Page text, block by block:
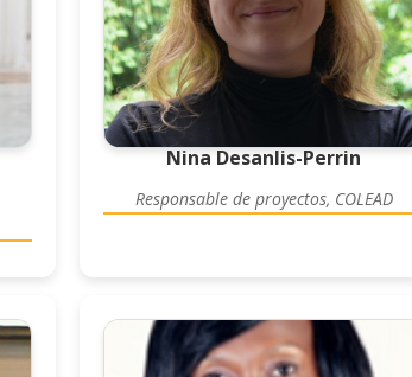
Nina Desanlis-Perrin
Responsable de proyectos, COLEAD